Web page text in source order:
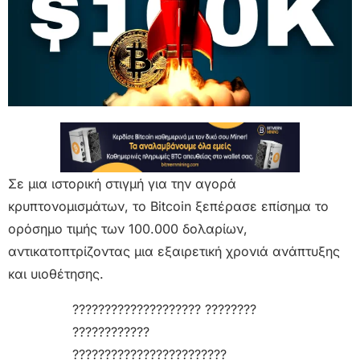
Σε μια ιστορική στιγμή για την αγορά
κρυπτονομισμάτων, το Bitcoin ξεπέρασε επίσημα το
ορόσημο τιμής των 100.000 δολαρίων,
αντικατοπτρίζοντας μια εξαιρετική χρονιά ανάπτυξης
και υιοθέτησης.
???????????????????? ????????
????????????
????????????????????????